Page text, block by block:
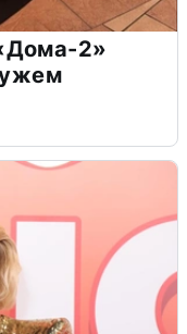
2»